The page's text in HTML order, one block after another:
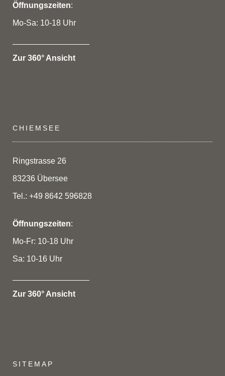
Öffnungszeiten:
Mo-Sa: 10-18 Uhr
Zur 360° Ansicht
CHIEMSEE
Ringstrasse 26
83236 Übersee
Tel.: +49 8642 596828
Öffnungszeiten:
Mo-Fr: 10-18 Uhr
Sa: 10-16 Uhr
Zur 360° Ansicht
SITEMAP